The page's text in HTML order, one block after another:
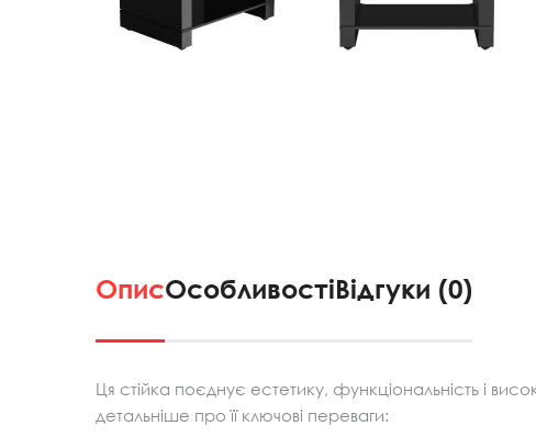
ОписОсобливостіВідгуки (0)
Ця стійка поєднує естетику, функціональність і
детальніше про її ключові переваги: